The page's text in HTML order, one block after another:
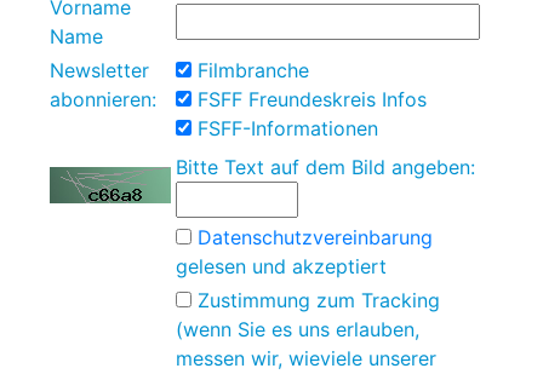
Vorname
Name
Newsletter
abonnieren:
Filmbranche
FSFF Freundeskreis Infos
FSFF-Informationen
Bitte Text auf dem Bild angeben:
Datenschutzvereinbarung
gelesen und akzeptiert
Zustimmung zum Tracking
(wenn Sie es uns erlauben,
messen wir, wieviele unserer